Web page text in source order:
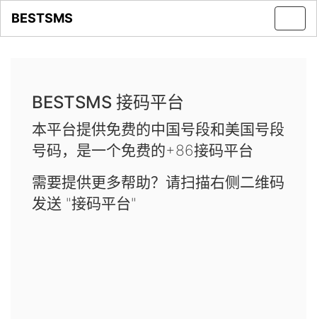
BESTSMS
BESTSMS 接码平台
本平台提供免费的中国号段和美国号段
号码，是一个免费的+86接码平台
需要提供更多帮助？请扫描右侧二维码
发送 "接码平台"